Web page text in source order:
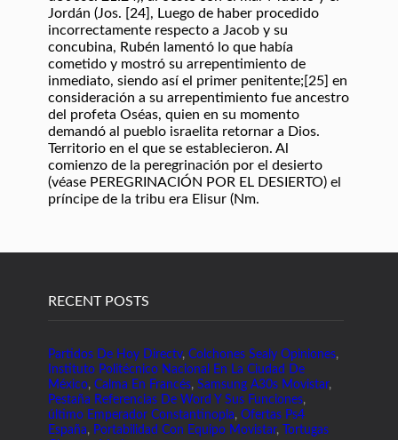
RECENT POSTS
Partidos De Hoy Directv, Colchones Sealy Opiniones,
Instituto Politécnico Nacional En La Ciudad De
México, Calma En Francés, Samsung A30s Movistar,
Pestaña Referencias De Word Y Sus Funciones,
último Emperador Constantinopla, Ofertas Ps4
España, Portabilidad Con Equipo Movistar,
Tortugas